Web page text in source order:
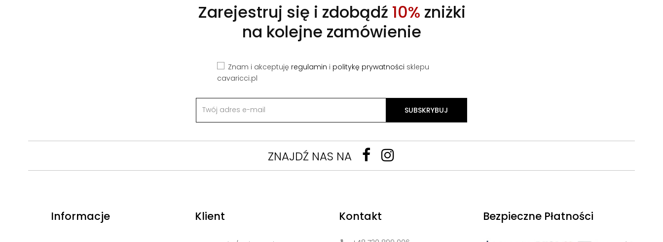
Zarejestruj się i zdobądź 10% zniżki
na kolejne zamówienie
Znam i akceptuję regulamin i politykę prywatności sklepu
cavaricci.pl
SUBSKRYBUJ
ZNAJDŹ NAS NA
Informacje Klient Kontakt Bezpieczne Płatności